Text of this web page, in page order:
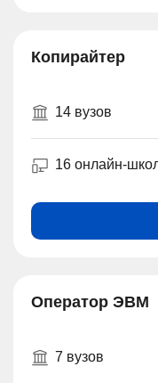
Копирайтер
14 вузов
16 онлайн-
Оператор ЭВМ
7 вузов